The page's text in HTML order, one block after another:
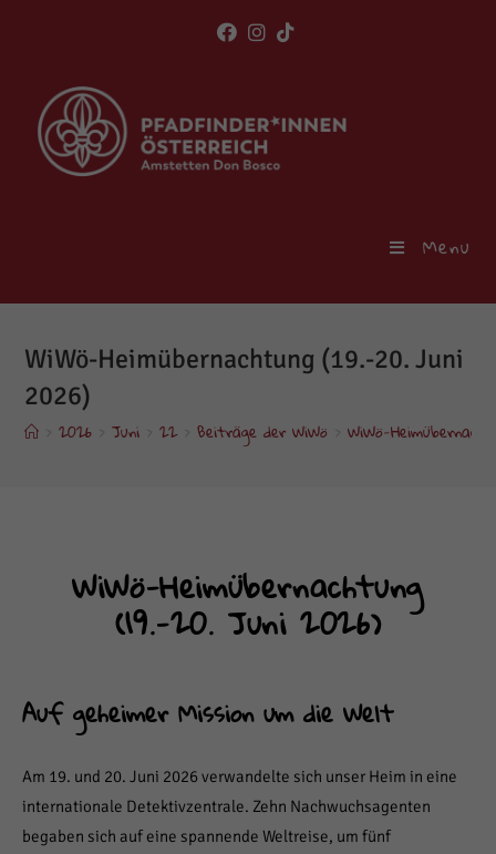
Menu
WiWö-Heimübernachtung (19.-20. Juni
2026)
2026 Juni 22 Beiträge der WiWö WiWö-
WiWö-Heimübernachtung
(19.-20. Juni 2026)
Auf geheimer Mission um die Welt
Am 19. und 20. Juni 2026 verwandelte sich unser Heim in eine
internationale Detektivzentrale. Zehn Nachwuchsagenten
begaben sich auf eine spannende Weltreise, um fünf